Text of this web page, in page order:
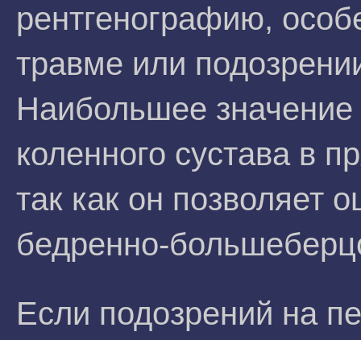
рентгенографию,
травме или
Наибольшее
коленного сустава в
так как он позволяет
бедренно-
Если подозрений на